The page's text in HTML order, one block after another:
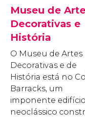
Museu de
Decorativas e
História
O Museu de Artes
Decorativas e de
História está no
Barracks, um
imponente edifício
neoclássico